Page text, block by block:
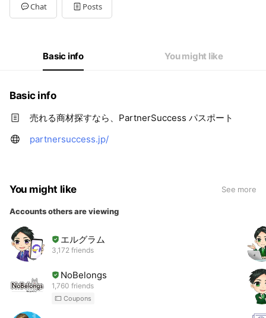
Chat Posts
Basic info You might like
Basic info
売れる商材探すなら、PartnerSuccess パスポート
partnersuccess.jp/
You might like See more
Accounts others are viewing
エルグラム
3,172 friends
NoBelongs
1,760 friends
Coupons